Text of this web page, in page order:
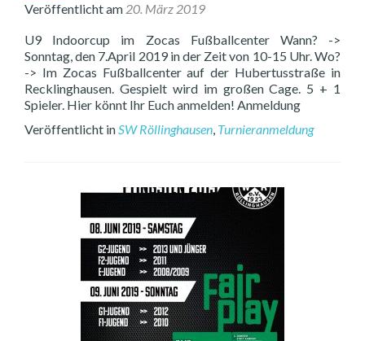
Veröffentlicht am 20. März 2019
U9 Indoorcup im Zocas Fußballcenter Wann? ->
Sonntag, den 7.April 2019 in der Zeit von 10-15 Uhr. Wo?
-> Im Zocas Fußballcenter auf der Hubertusstraße in
Recklinghausen. Gespielt wird im großen Cage. 5 + 1
Spieler. Hier könnt Ihr Euch anmelden! Anmeldung
Veröffentlicht inSW Röllinghausen, Turnieranmeldung